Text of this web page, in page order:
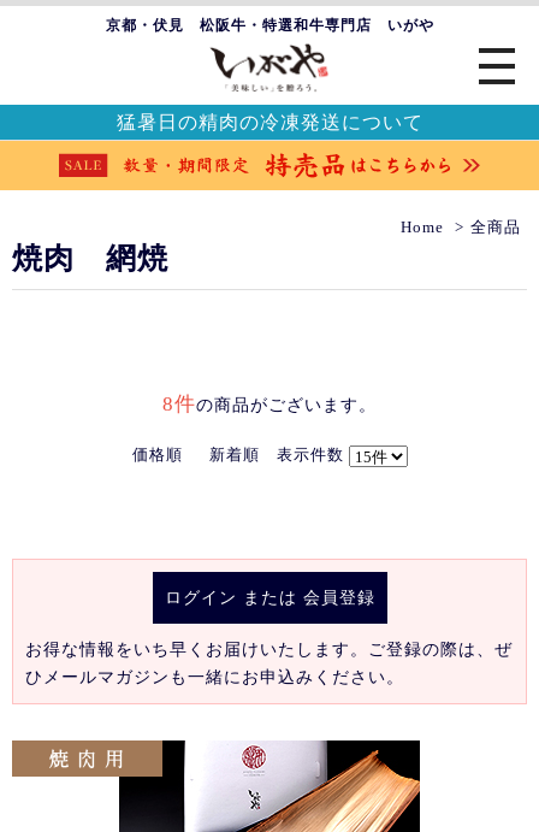
京都・伏見 松阪牛・特選和牛専門店 いがや
猛暑日の精肉の冷凍発送について
Home 全商品
焼肉 網焼
8件の商品がございます。
価格順 新着順 表示件数
ログイン または 会員登録
お得な情報をいち早くお届けいたします。ご登録の際は、ぜ
ひメールマガジンも一緒にお申込みください。